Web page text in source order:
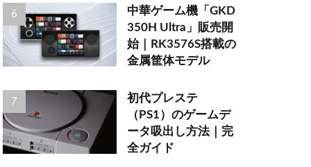
中華ゲーム機「GKD
350H Ultra」販売開
始｜RK3576S搭載の
金属筐体モデル
初代プレステ
（PS1）のゲームデ
ータ吸出し方法｜完
全ガイド